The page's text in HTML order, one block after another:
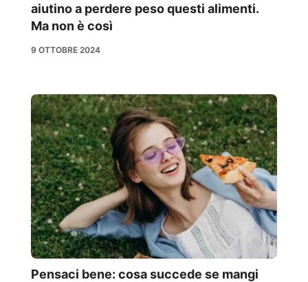
aiutino a perdere peso questi alimenti.
Ma non è così
9 OTTOBRE 2024
Pensaci bene: cosa succede se mangi